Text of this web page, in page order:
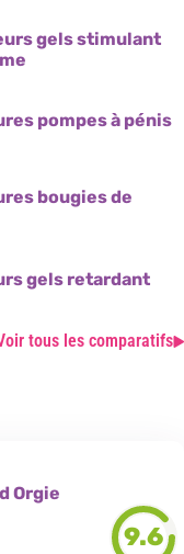
gels stimulant
pompes à pénis
bougies de
gels retardant
tous les comparatifs
Orgie
9.6